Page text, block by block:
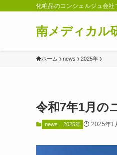
化粧品のコンシェルジュ会
南メディカル
ホーム news 2025年
令和7年1月の
news 2025年 2025年1